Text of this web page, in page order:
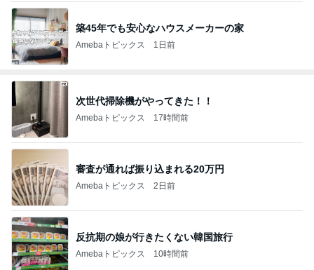
築45年でも安心なハウスメーカーの家
Amebaトピックス 1日前
次世代掃除機がやってきた！！
Amebaトピックス 17時間前
審査が通れば振り込まれる20万円
Amebaトピックス 2日前
反抗期の娘が行きたくない韓国旅行
Amebaトピックス 10時間前